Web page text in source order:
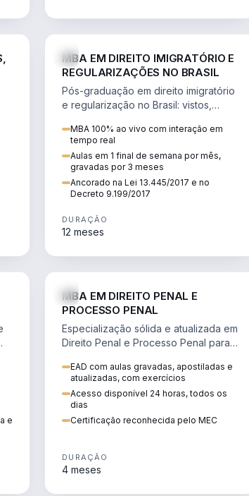
MBA EM DIREITO IMIGRATÓRIO E
REGULARIZAÇÕES NO BRASIL
Pós-graduação em direito imigratório
e regularização no Brasil: vistos,
tributação do imigrante.
MBA 100% ao vivo com interação em
tempo real
Aulas em 1 final de semana por mês,
gravadas por 3 meses
Ancorado na Lei 13.445/2017 e no
Decreto 9.199/2017
DURAÇÃO
12 meses
e
MBA EM DIREITO PENAL E
PROCESSO PENAL
Especialização sólida e atualizada em
Direito Penal e Processo Penal para a
jurídicos.
EAD com aulas gravadas, apostiladas e
atualizadas, com exercícios
Acesso disponível 24 horas, todos os
dias
Certificação reconhecida pelo MEC
DURAÇÃO
4 meses